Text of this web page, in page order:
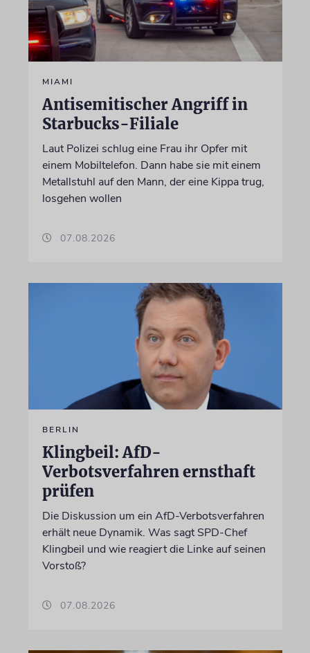
MIAMI
Antisemitischer Angriff in
Starbucks-Filiale
Laut Polizei schlug eine Frau ihr Opfer mit
einem Mobiltelefon. Dann habe sie mit einem
Metallstuhl auf den Mann, der eine Kippa trug,
losgehen wollen
07.08.2026
BERLIN
Klingbeil: AfD-
Verbotsverfahren ernsthaft
prüfen
Die Diskussion um ein AfD-Verbotsverfahren
erhält neue Dynamik. Was sagt SPD-Chef
Klingbeil und wie reagiert die Linke auf seinen
Vorstoß?
07.08.2026